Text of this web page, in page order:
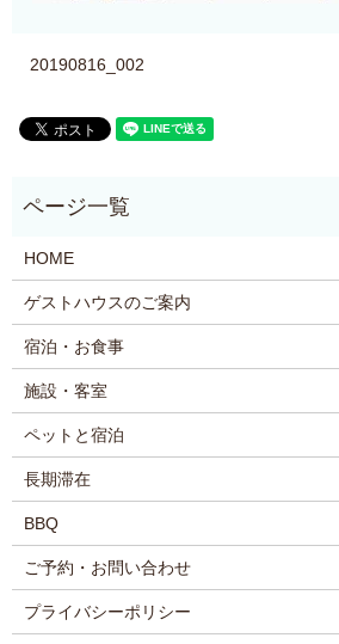
20190816_002
HOME
ゲストハウスのご案内
宿泊・お食事
施設・客室
ペットと宿泊
長期滞在
BBQ
ご予約・お問い合わせ
プライバシーポリシー